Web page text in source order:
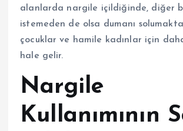
alanlarda nargile içildiğinde, diğer
istemeden de olsa dumanı
çocuklar ve hamile kadınlar için
hale gelir.
Nargile
Kullanımının